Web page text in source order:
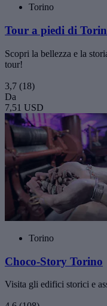
Torino
Tour a piedi di
Scopri la bellezza e la
tour!
3,7 (18)
Da
7,51 USD
Torino
Choco-Story Torino
Visita gli edifici storici e